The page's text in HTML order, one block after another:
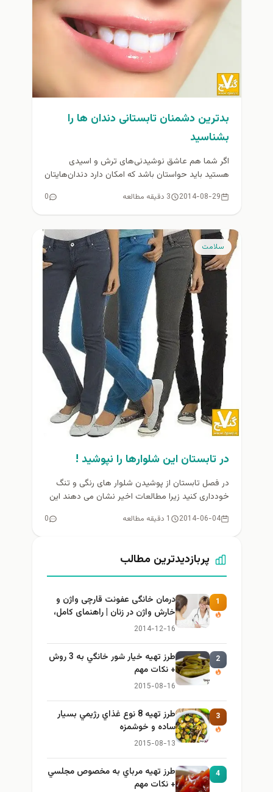
بدترین دشمنان تابستانی دندان‌ ها را
بشناسيد
اگر شما هم عاشق نوشیدنی‌های ترش و اسیدی
هستید باید حواستان باشد که امکان دارد دندان‌هایتان
2014-08-29 3 دقیقه مطالعه 0
سلامت
در تابستان اين شلوارها را نپوشيد !
در فصل تابستان از پوشیدن شلوار های رنگی و تنگ
خودداری کنید زیرا مطالعات اخیر نشان می دهند این
2014-06-04 1 دقیقه مطالعه 0
پربازدیدترین مطالب
1
درمان خانگی عفونت قارچی واژن و
خارش واژن در زنان | راهنمای کامل،
ایمن و کاربردی
2014-12-16
2
طرز تهيه خیار شور خانگي به 3 روش
+ نكات مهم
2015-08-16
3
طرز تهيه 8 نوع غذاي رژيمي بسيار
ساده و خوشمزه
2015-08-13
4
طرز تهيه مرباي به مخصوص مجلسي
+ نكات مهم